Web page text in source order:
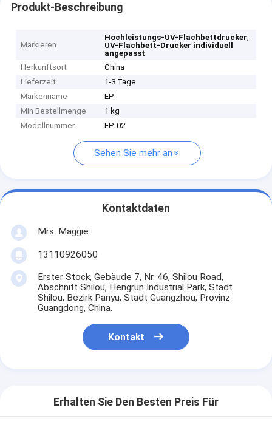
Produkt-Beschreibung
Markieren
Hochleistungs-UV-Flachbettdrucker,
UV-Flachbett-Drucker individuell
angepasst
Herkunftsort
China
Lieferzeit
1-3 Tage
Markenname
EP
Min Bestellmenge
1 kg
Modellnummer
EP-02
Sehen Sie mehr an
Kontaktdaten
Mrs. Maggie
13110926050
Erster Stock, Gebäude 7, Nr. 46, Shilou Road,
Abschnitt Shilou, Hengrun Industrial Park, Stadt
Shilou, Bezirk Panyu, Stadt Guangzhou, Provinz
Guangdong, China.
Kontakt
Erhalten Sie Den Besten Preis Für